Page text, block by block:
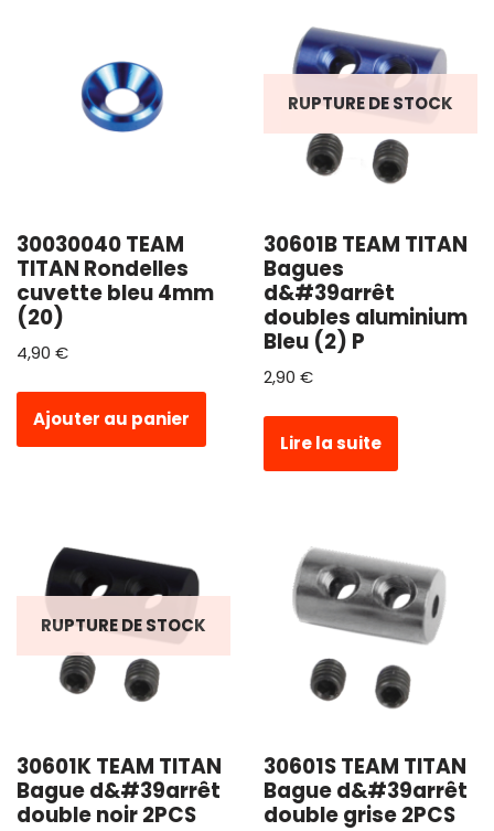
30030040 TEAM
TITAN Rondelles
cuvette bleu 4mm
(20)
4,90 €
Ajouter au panier
RUPTURE DE STOCK
30601B TEAM TITAN
Bagues
d&#39arrêt
doubles aluminium
Bleu (2) P
2,90 €
Lire la suite
RUPTURE DE STOCK
30601K TEAM TITAN
Bague d&#39arrêt
double noir 2PCS
30601S TEAM TITAN
Bague d&#39arrêt
double grise 2PCS